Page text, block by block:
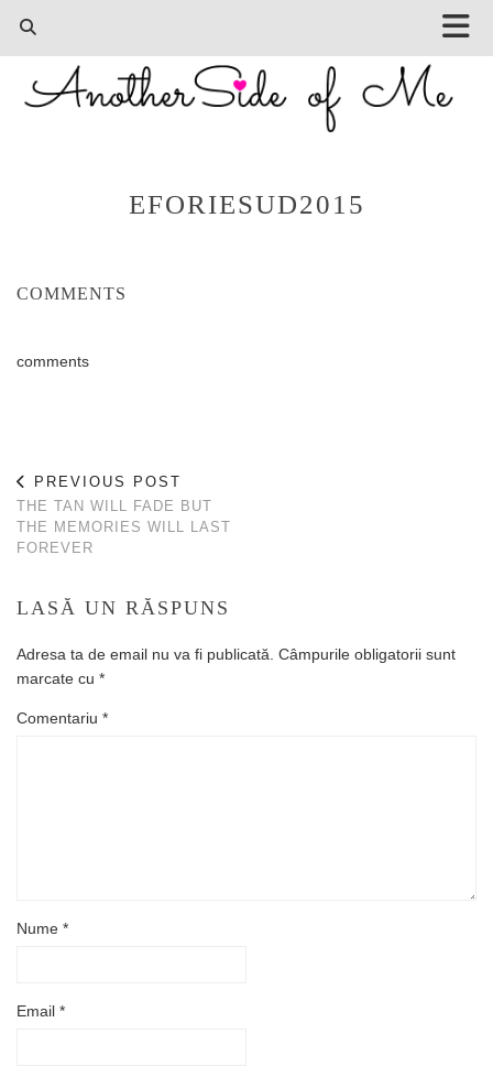
EFORIESUD2015
COMMENTS
comments
PREVIOUS POST
THE TAN WILL FADE BUT
THE MEMORIES WILL LAST
FOREVER
LASĂ UN RĂSPUNS
Adresa ta de email nu va fi publicată. Câmpurile obligatorii sunt
marcate cu *
Comentariu *
Nume *
Email *